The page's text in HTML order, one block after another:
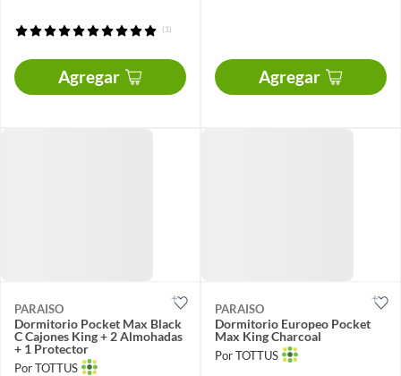
(1)
Agregar Agregar
PARAISO
Dormitorio Pocket Max Black
C Cajones King + 2 Almohadas
+ 1 Protector
Por TOTTUS
PARAISO
Dormitorio Europeo Pocket
Max King Charcoal
Por TOTTUS